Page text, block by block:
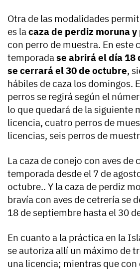
Otra de las modalidades
es la caza de perdiz moruna
con perro de muestra. En este
temporada se abrirá el día 18
se cerrará el 30 de octubre,
hábiles de caza los domingos.
perros se regirá según el
lo que quedará de la siguiente
licencia, cuatro perros de
licencias, seis perros de
La caza de conejo con aves de
temporada desde el 7 de
octubre.. Y la caza de perdiz
bravía con aves de cetrería se
18 de septiembre hasta el 30
En cuanto a la práctica en la
se autoriza allí un máximo de
una licencia; mientras que con